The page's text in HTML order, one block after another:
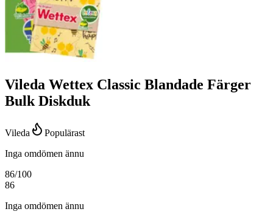
Vileda Wettex Classic Blandade Färger
Bulk Diskduk
Vileda
Populärast
Inga omdömen ännu
86/100
86
Inga omdömen ännu